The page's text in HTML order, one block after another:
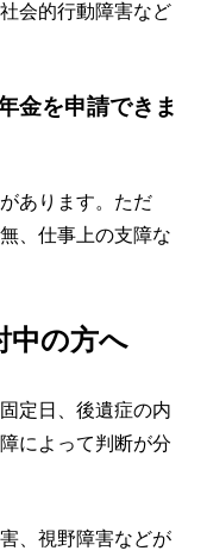
会的行動障害など
金を申請できま
あります。ただ
、仕事上の支障な
中の方へ
定日、後遺症の内
によって判断が分
、視野障害などが